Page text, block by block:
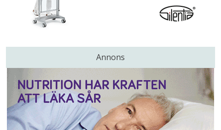
Annons